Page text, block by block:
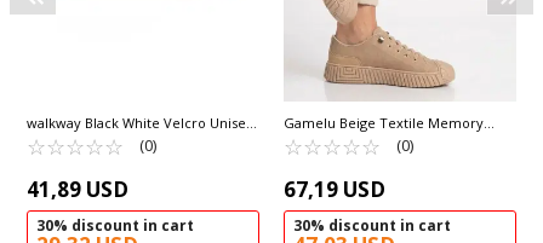
walkway Black White Velcro Unisex
Sneakers DRK158 G
☆☆☆☆☆
★★★★★ (0)
41,89 USD
30% discount in cart
Gamelu Beige Textile Memory
Foam Men's Sneakers Vigor G
☆☆☆☆☆
★★★★★ (0)
67,19 USD
30% discount in cart